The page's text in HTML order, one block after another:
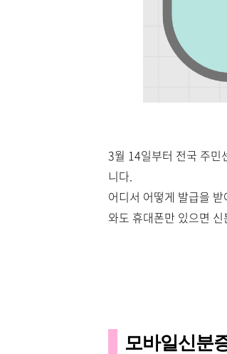
3월 14일부터 전국 주민
니다.
어디서 어떻게 발급을
와도 휴대폰만 있으면
모바일신분